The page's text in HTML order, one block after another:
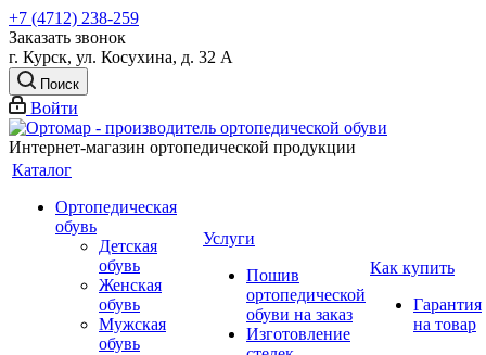
+7 (4712) 238-259
Заказать звонок
г. Курск, ул. Косухина, д. 32 А
Поиск
Войти
Интернет-магазин ортопедической продукции
Каталог
Ортопедическая
обувь
Детская
обувь
Женская
обувь
Мужская
обувь
Услуги
Пошив
ортопедической
обуви на заказ
Изготовление
Как купить
Гарантия
на товар